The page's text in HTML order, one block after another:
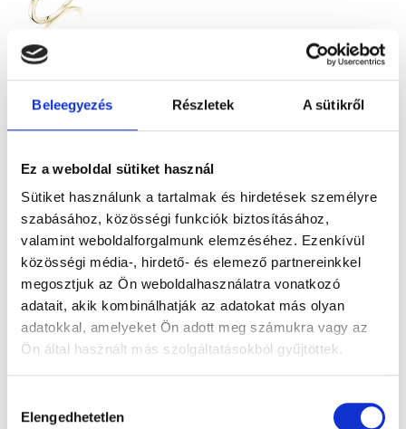
Beleegyezés Részletek A sütikről
Ez a weboldal sütiket használ
Sütiket használunk a tartalmak és hirdetések személyre
szabásához, közösségi funkciók biztosításához,
valamint weboldalforgalmunk elemzéséhez. Ezenkívül
közösségi média-, hirdető- és elemező partnereinkkel
megosztjuk az Ön weboldalhasználatra vonatkozó
adatait, akik kombinálhatják az adatokat más olyan
adatokkal, amelyeket Ön adott meg számukra vagy az
Ön által használt más szolgáltatásokból gyűjtöttek.
kiválasztása
Elengedhetetlen
ARABELLA
Sárga arany
gyémántokkal